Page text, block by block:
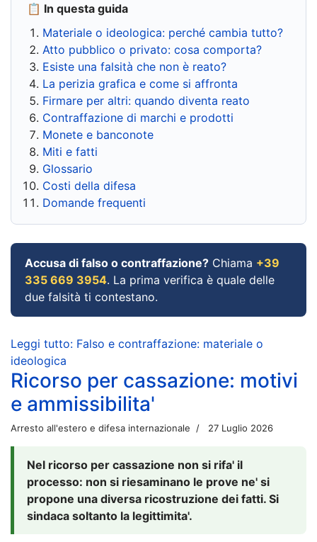
📋 In questa guida
Materiale o ideologica: perché cambia tutto?
Atto pubblico o privato: cosa comporta?
Esiste una falsità che non è reato?
La perizia grafica e come si affronta
Firmare per altri: quando diventa reato
Contraffazione di marchi e prodotti
Monete e banconote
Miti e fatti
Glossario
Costi della difesa
Domande frequenti
Accusa di falso o contraffazione? Chiama +39
335 669 3954. La prima verifica è quale delle
due falsità ti contestano.
Leggi tutto: Falso e contraffazione: materiale o
ideologica
Ricorso per cassazione: motivi
e ammissibilita'
Arresto all'estero e difesa internazionale 27 Luglio 2026
Nel ricorso per cassazione non si rifa' il
processo: non si riesaminano le prove ne' si
propone una diversa ricostruzione dei fatti. Si
sindaca soltanto la legittimita'.